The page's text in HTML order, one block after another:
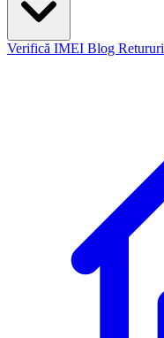
Verifică IMEI Blog Retururi